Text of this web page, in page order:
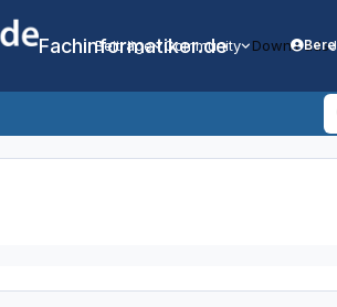
Fachinformatiker.de
Beiträge Community Downloads